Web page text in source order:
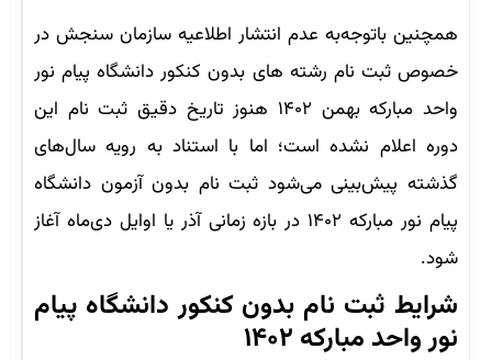
همچنین باتوجه‌به عدم انتشار اطلاعیه سازمان سنجش در
خصوص ثبت نام رشته های بدون کنکور دانشگاه پیام نور
واحد مبارکه بهمن ۱۴۰۲ هنوز تاریخ دقیق ثبت نام این
دوره اعلام نشده است؛ اما با استناد به رویه سال‌های
گذشته پیش‌بینی می‌شود ثبت نام بدون آزمون دانشگاه
پیام نور مبارکه ۱۴۰۲ در بازه زمانی آذر یا اوایل دی‌ماه آغاز
شود.
شرایط ثبت نام بدون کنکور دانشگاه پیام
نور واحد مبارکه ۱۴۰۲